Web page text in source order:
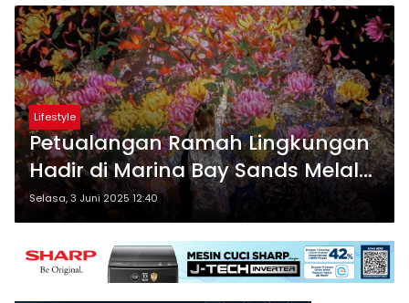
Lifestyle
Petualangan Ramah Lingkungan
Hadir di Marina Bay Sands Melalui
‘Sustainable Futures’
Selasa, 3 Juni 2025 12:40